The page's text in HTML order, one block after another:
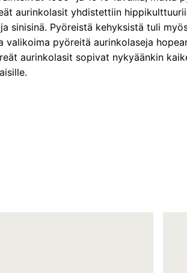
aurinkolasit yhdistettiin
sinisinä. Pyöreistä kehyksistä tuli
valikoima pyöreitä aurinkolaseja
aurinkolasit sopivat nykyäänkin